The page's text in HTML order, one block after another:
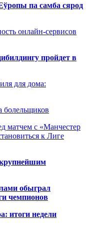
па самба сярод
онлайн-сервисов
пройдет в
для дома:
болельщиков
матчем с «Манчестер
к Лиге
обыграл
чемпионов
итоги недели